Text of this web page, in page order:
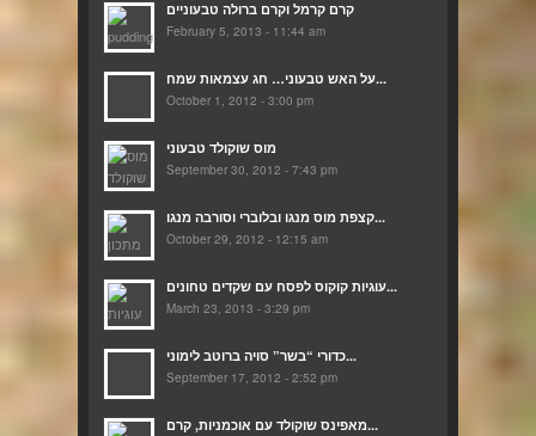
קרם קרמל וקרם ברולה טבעוניים
February 5, 2013 - 11:44 am
על האש טבעוני… חג עצמאות שמח...
October 1, 2012 - 3:00 pm
מוס שוקולד טבעוני
September 30, 2012 - 7:43 pm
קצפת מוס מנגו ובלוברי וסורבה מנגו...
October 29, 2012 - 12:15 am
עוגיות קוקוס לפסח עם שקדים טחונים...
March 23, 2013 - 3:29 pm
כדורי “בשר” סויה ברוטב לימוני...
September 17, 2012 - 2:52 pm
מאפינס שוקולד עם אוכמניות, קרם...